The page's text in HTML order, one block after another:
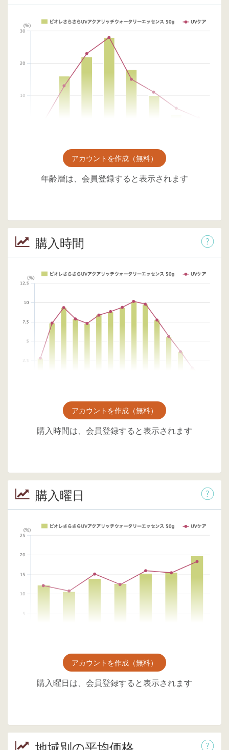
アカウントを作成（無料）
年齢層は、会員登録すると表示されます
購入時間
アカウントを作成（無料）
購入時間は、会員登録すると表示されます
購入曜日
アカウントを作成（無料）
購入曜日は、会員登録すると表示されます